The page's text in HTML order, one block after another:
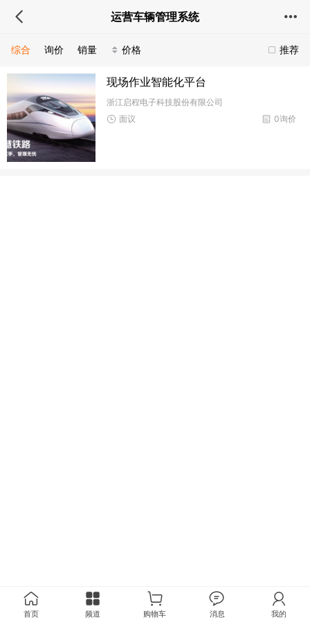
运营车辆管理系统
推荐
综合 询价 销量 价格
现场作业智能化平台
浙江启程电子科技股份有限公司
0询价
面议
首页 频道 购物车 消息 我的